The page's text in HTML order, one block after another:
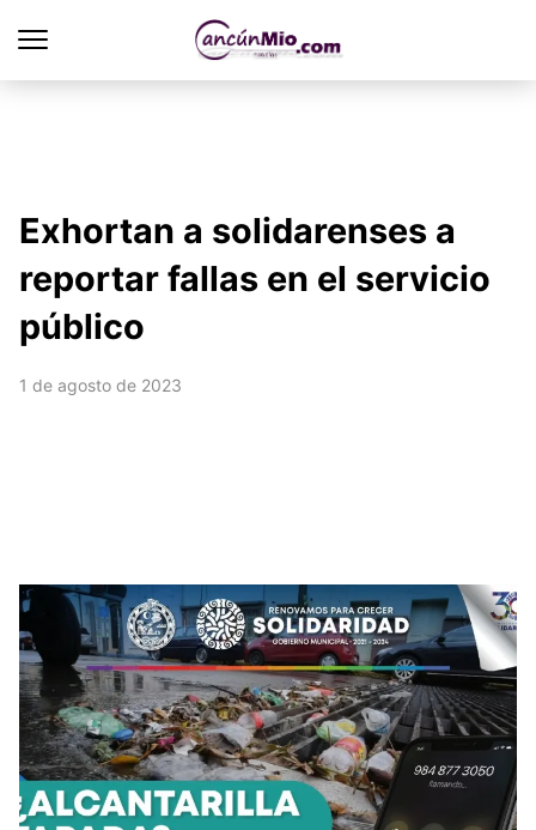
Exhortan a solidarenses a
reportar fallas en el servicio
público
1 de agosto de 2023